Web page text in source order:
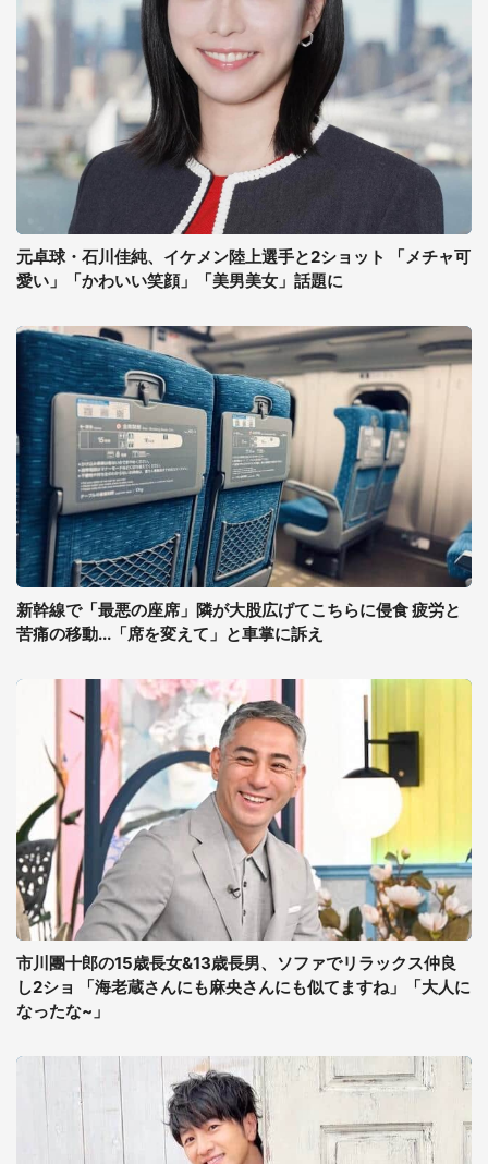
元卓球・石川佳純、イケメン陸上選手と2ショット 「メチャ可
愛い」「かわいい笑顔」「美男美女」話題に
新幹線で「最悪の座席」隣が大股広げてこちらに侵食 疲労と
苦痛の移動...「席を変えて」と車掌に訴え
市川團十郎の15歳長女&13歳長男、ソファでリラックス仲良
し2ショ 「海老蔵さんにも麻央さんにも似てますね」「大人に
なったな~」